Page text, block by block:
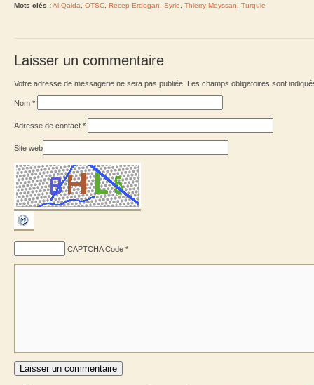
Mots clés :Al Qaida OTSC Recep Erdogan Syrie Thierry Meyssan Turquie
Laisser un commentaire
Votre adresse de messagerie ne sera pas publiée. Les champs obligatoires sont
Nom *
Adresse de contact *
Site web
CAPTCHA Code *